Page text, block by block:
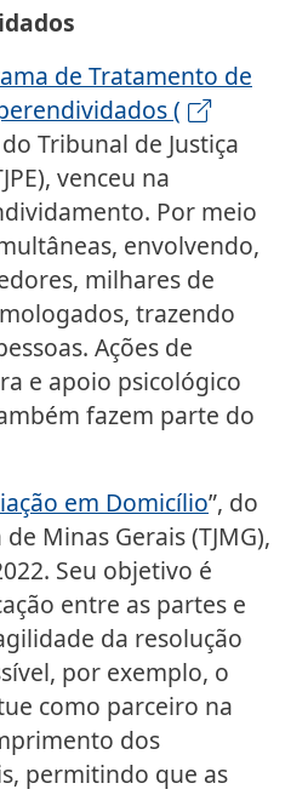
de Tratamento de
(
Tribunal de Justiça
venceu na
Por meio
envolvendo,
milhares de
trazendo
Ações de
e apoio psicológico
fazem parte do
em Domicílio”, do
Minas Gerais (TJMG),
Seu objetivo é
entre as partes e
da resolução
por exemplo, o
como parceiro na
dos
permitindo que as